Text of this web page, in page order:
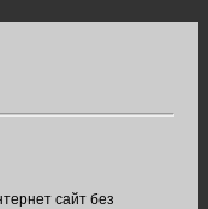
сайт без